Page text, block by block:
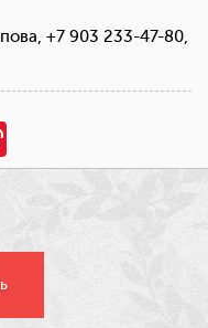
+7 903 233-47-80,